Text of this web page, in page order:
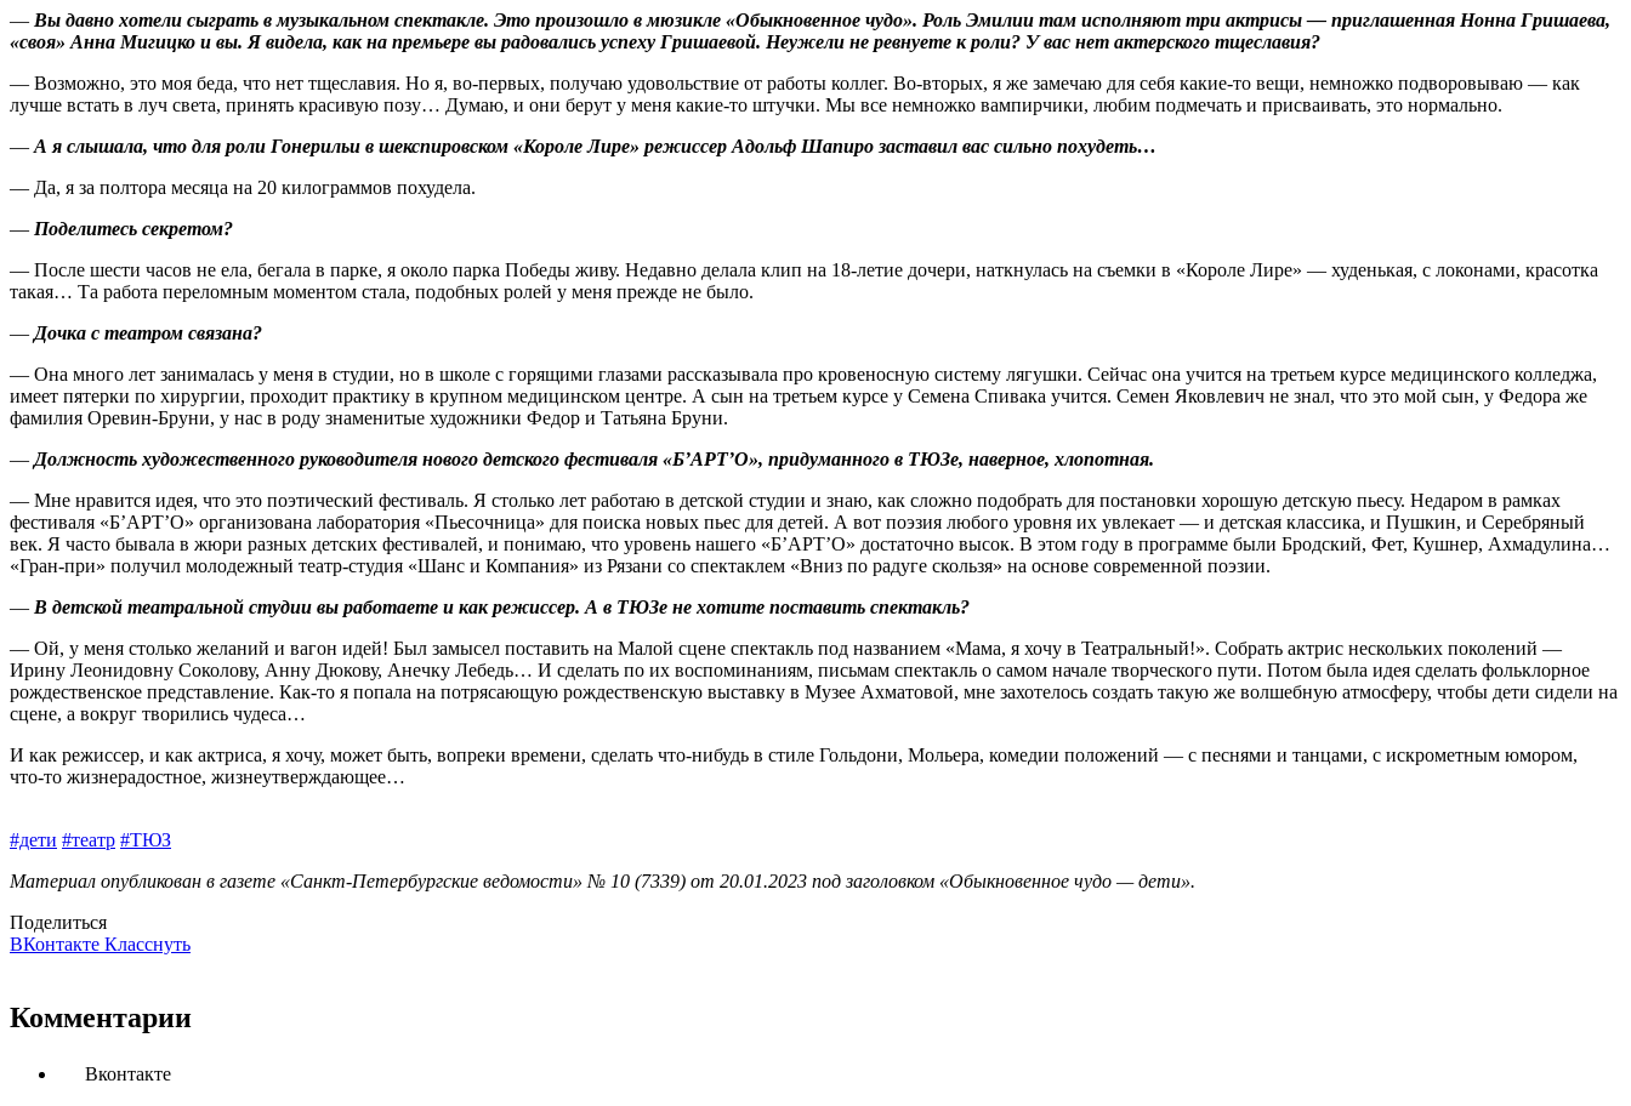
— Вы давно хотели сыграть в музыкальном спектакле. Это произошло в мюзикле «Обыкновенное чудо». Роль Эмилии там исполняют три актрисы — приглашенная Нонна Гришаева,
«своя» Анна Мигицко и вы. Я видела, как на премьере вы радовались успеху Гришаевой. Неужели не ревнуете к роли? У вас нет актерского тщеславия?
— Возможно, это моя беда, что нет тщеславия. Но я, во‑первых, получаю удовольствие от работы коллег. Во-вторых, я же замечаю для себя какие‑то вещи, немножко подворовываю — как
лучше встать в луч света, принять красивую позу… Думаю, и они берут у меня какие‑то штучки. Мы все немножко вампирчики, любим подмечать и присваивать, это нормально.
—А я слышала, что для роли Гонерильи в шекспировском «Короле Лире» режиссер Адольф Шапиро заставил вас сильно похудеть…
— Да, я за полтора месяца на 20 килограммов похудела.
— Поделитесь секретом?
— После шести часов не ела, бегала в парке, я около парка Победы живу. Недавно делала клип на 18‑летие дочери, наткнулась на съемки в «Короле Лире» — худенькая, с локонами, красотка
такая… Та работа переломным моментом стала, подобных ролей у меня прежде не было.
—Дочка с театром связана?
— Она много лет занималась у меня в студии, но в школе с горящими глазами рассказывала про кровеносную систему лягушки. Сейчас она учится на третьем курсе медицинского колледжа,
имеет пятерки по хирургии, проходит практику в крупном медицинском центре. А сын на третьем курсе у Семена Спивака учится. Семен Яковлевич не знал, что это мой сын, у Федора же
фамилия Оревин-Бруни, у нас в роду знаменитые художники Федор и Татьяна Бруни.
—Должность художественного руководителя нового детского фестиваля «Б’АРТ’О», придуманного в ТЮЗе, наверное, хлопотная.
— Мне нравится идея, что это поэтический фестиваль. Я столько лет работаю в детской студии и знаю, как сложно подобрать для постановки хорошую детскую пьесу. Недаром в рамках
фестиваля «Б’АРТ’О» организована лаборатория «Пьесочница» для поиска новых пьес для детей. А вот поэзия любого уровня их увлекает — и детская классика, и Пушкин, и Серебряный
век. Я часто бывала в жюри разных детских фестивалей, и понимаю, что уровень нашего «Б’АРТ’О» достаточно высок. В этом году в программе были Бродский, Фет, Кушнер, Ахмадулина…
«Гран-при» получил молодежный театр-студия «Шанс и Компания» из Рязани со спектаклем «Вниз по радуге скользя» на основе современной поэзии.
— В детской театральной студии вы работаете и как режиссер. А в ТЮЗе не хотите поставить спектакль?
— Ой, у меня столько желаний и вагон идей! Был замысел поставить на Малой сцене спектакль под названием «Мама, я хочу в Театральный!». Собрать актрис нескольких поколений —
Ирину Леонидовну Соколову, Анну Дюкову, Анечку Лебедь… И сделать по их воспоминаниям, письмам спектакль о самом начале творческого пути. Потом была идея сделать фольклорное
рождественское представление. Как‑то я попала на потрясающую рождественскую выставку в Музее Ахматовой, мне захотелось создать такую же волшебную атмосферу, чтобы дети сидели на
сцене, а вокруг творились чудеса…
И как режиссер, и как актриса, я хочу, может быть, вопреки времени, сделать что‑нибудь в стиле Гольдони, Мольера, комедии положений — с песнями и танцами, с искрометным юмором,
что‑то жизнерадостное, жизнеутверждающее…
#дети #театр #ТЮЗ
Материал опубликован в газете «Санкт-Петербургские ведомости» № 10 (7339) от 20.01.2023 под заголовком «Обыкновенное чудо — дети».
Поделиться
ВКонтакте Класснуть
Комментарии
Вконтакте